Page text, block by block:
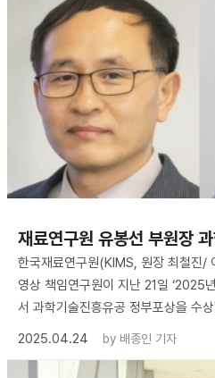
재료연구원 유봉선 부원장
한국재료연구원(KIMS, 원장 최철진/
영상 책임연구원이 지난 21일 ‘2025
서 과학기술진흥유공 정부포상을 수
2025.04.24
by 배종인 기자